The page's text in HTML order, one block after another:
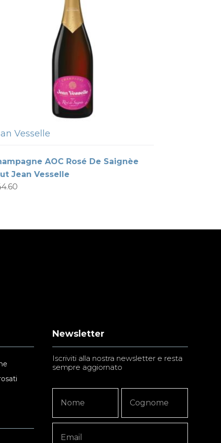
Vesselle
AOC Rosé De Saignèe
Jean Vesselle
Newsletter
Iscriviti alla nostra newsletter e resta
sempre aggiornato
Signup
Copy